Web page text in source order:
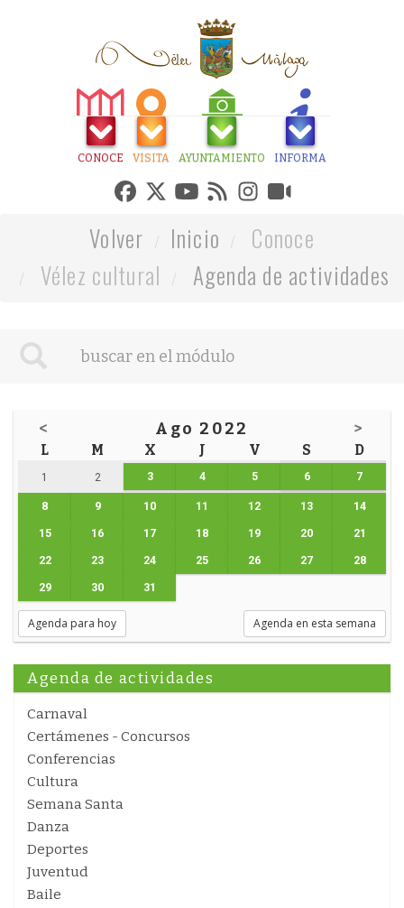
CONOCE VISITA AYUNTAMIENTO INFORMA
Volver Inicio
Conoce
Vélez cultural
Agenda de actividades
< Ago 2022 >
L M X J V S D
1 2 3 4 5 6 7
8 9 10 11 12 13 14
15 16 17 18 19 20 21
22 23 24 25 26 27 28
29 30 31
Agenda para hoy Agenda en esta semana
Agenda de actividades
Carnaval
Certámenes - Concursos
Conferencias
Cultura
Semana Santa
Danza
Deportes
Juventud
Baile